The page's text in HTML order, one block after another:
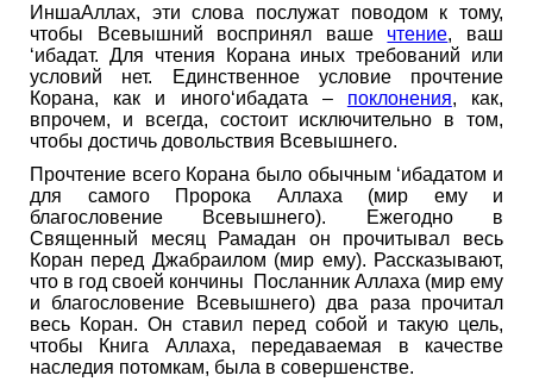
ИншаАллах, эти слова послужат поводом к тому,
чтобы Всевышний воспринял ваше чтение, ваш
‘ибадат. Для чтения Корана иных требований или
условий нет. Единственное условие прочтение
Корана, как и иного‘ибадата – поклонения, как,
впрочем, и всегда, состоит исключительно в том,
чтобы достичь довольствия Всевышнего.
Прочтение всего Корана было обычным ‘ибадатом и
для самого Пророка Аллаха (мир ему и
благословение Всевышнего). Ежегодно в
Священный месяц Рамадан он прочитывал весь
Коран перед Джабраилом (мир ему). Рассказывают,
что в год своей кончины Посланник Аллаха (мир ему
и благословение Всевышнего) два раза прочитал
весь Коран. Он ставил перед собой и такую цель,
чтобы Книга Аллаха, передаваемая в качестве
наследия потомкам, была в совершенстве.